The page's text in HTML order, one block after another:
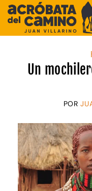
Saltar
contenido
Un
POR